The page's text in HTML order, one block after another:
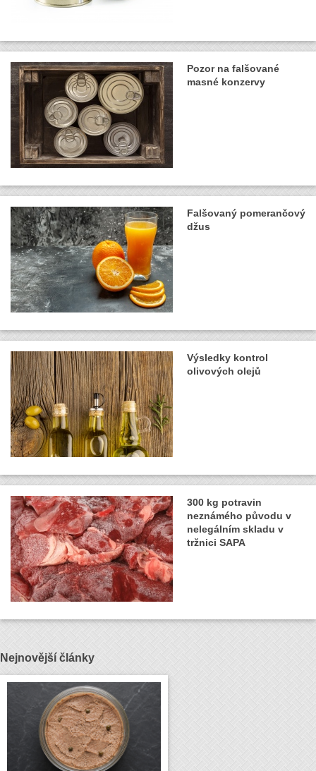
Pozor na falšované
masné konzervy
Falšovaný pomerančový
džus
Výsledky kontrol
olivových olejů
300 kg potravin
neznámého původu v
nelegálním skladu v
tržnici SAPA
Nejnovější články